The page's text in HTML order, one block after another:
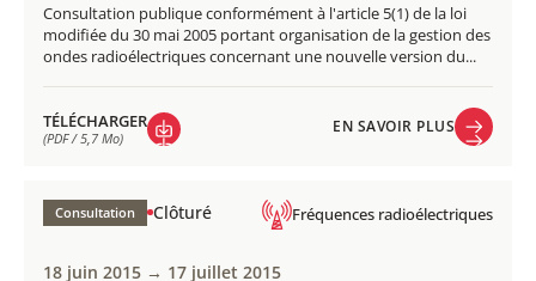
Consultation publique conformément à l'article 5(1) de la loi
modifiée du 30 mai 2005 portant organisation de la gestion des
ondes radioélectriques concernant une nouvelle version du...
TÉLÉCHARGER
(PDF / 5,7 Mo)
(PDF / 5,7 Mo)
EN SAVOIR PLUS
Consultation Clôturé Fréquences radioélectriques
18 juin 2015 → 17 juillet 2015